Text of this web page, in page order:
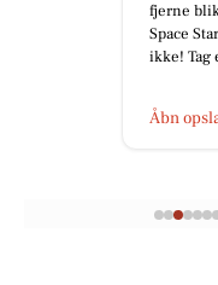
fjerne
Space
ikke!
Åbn